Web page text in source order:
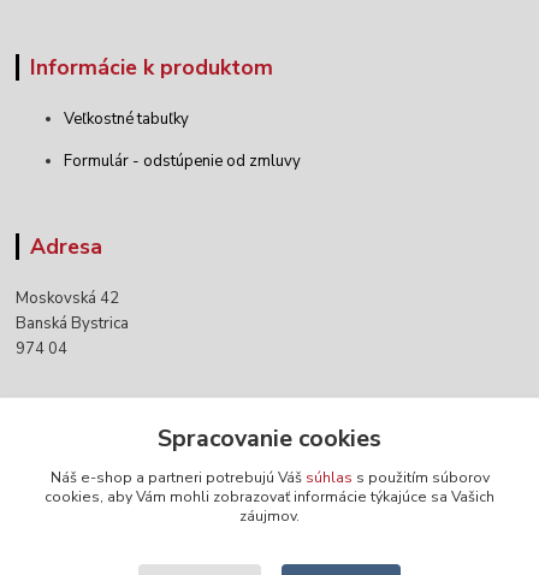
Informácie k produktom
Veľkostné tabuľky
Formulár - odstúpenie od zmluvy
Adresa
Moskovská 42
Banská Bystrica
974 04
+421 903 152 158
Spracovanie cookies
Náš e-shop a partneri potrebujú Váš súhlas s použitím súborov
cookies, aby Vám mohli zobrazovať informácie týkajúce sa Vašich
záujmov.